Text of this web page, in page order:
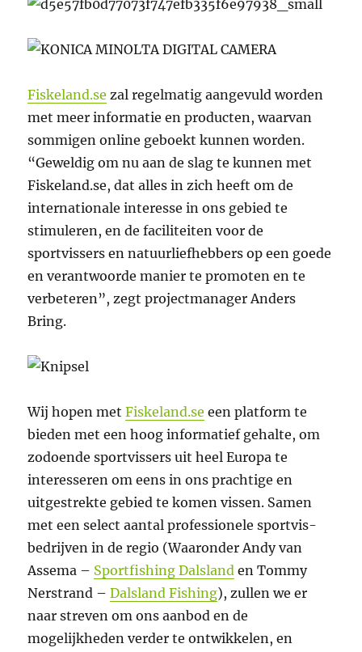
Fiskeland.se zal regelmatig aangevuld worden
met meer informatie en producten, waarvan
sommigen online geboekt kunnen worden.
“Geweldig om nu aan de slag te kunnen met
Fiskeland.se, dat alles in zich heeft om de
internationale interesse in ons gebied te
stimuleren, en de faciliteiten voor de
sportvissers en natuurliefhebbers op een goede
en verantwoorde manier te promoten en te
verbeteren”, zegt projectmanager Anders
Bring.
Wij hopen metFiskeland.se een platform te
bieden met een hoog informatief gehalte, om
zodoende sportvissers uit heel Europa te
interesseren om eens in ons prachtige en
uitgestrekte gebied te komen vissen. Samen
met een select aantal professionele sportvis-
bedrijven in de regio (Waaronder Andy van
Assema – Sportfishing Dalsland en Tommy
Nerstrand –Dalsland Fishing), zullen we er
naar streven om ons aanbod en de
mogelijkheden verder te ontwikkelen, en